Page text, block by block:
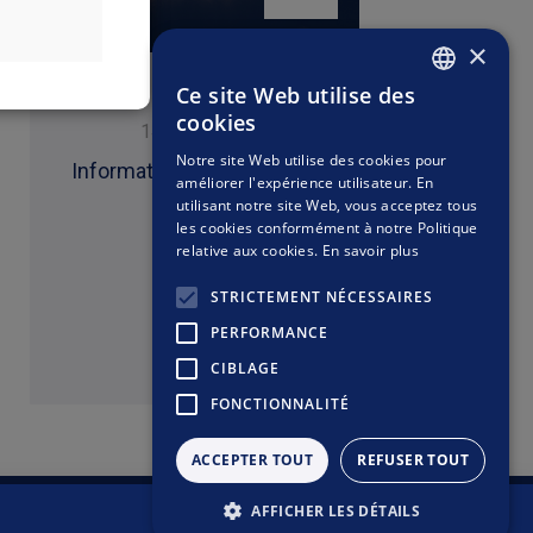
Divers
14 avril 2026
Information Investisseurs
Lire
58 M€ de
valeurs
plus
plus agressif
leur propre
les devises
l’achat, la
l’objet de
relative à
pourra être
la déclaration
×
Ce site Web utilise des
cookies
Notre site Web utilise des cookies pour
améliorer l'expérience utilisateur. En
utilisant notre site Web, vous acceptez tous
les cookies conformément à notre Politique
relative aux cookies. En savoir plus
STRICTEMENT NÉCESSAIRES
PERFORMANCE
CIBLAGE
FONCTIONNALITÉ
ACCEPTER TOUT REFUSER TOUT
AFFICHER LES DÉTAILS